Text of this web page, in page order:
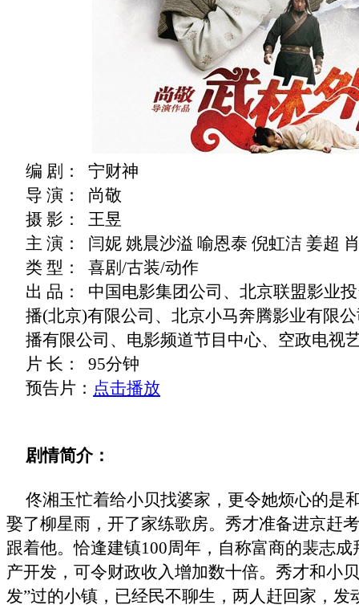
编 剧：
宁财神
导 演：
尚敬
摄 影：
王昱
主 演：
闫妮 姚晨沙溢 喻恩泰 倪虹洁 姜超
类 型：
喜剧/古装/动作
出 品：
中国电影集团公司、北京联盟影业
播(北京)有限公司、北京小马奔腾影业有限
播有限公司、电影频道节目中心、空政电视
片 长：
95分钟
预告片： 点击播放
剧情简介：
佟湘玉忙着给小贝找婆家，更令她烦心的是
娶了柳星雨，开了家练歌房。秀才准备进京赶
跟着他。恰逢建镇100周年，自称富商的裴志
产开发，可令财政收入增加数十倍。秀才和小
发”过的小镇，已经民不聊生，两人赶回家，发